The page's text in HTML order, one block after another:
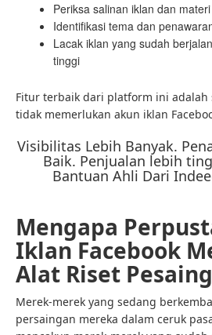
Periksa salinan iklan dan
Identifikasi tema dan
Lacak iklan yang sudah
tinggi
Fitur terbaik dari platform ini
tidak memerlukan akun iklan
Visibilitas Lebih Banyak.
Baik. Penjualan lebih
Bantuan Ahli Dari
Mengapa
Iklan Facebook
Alat Riset
Merek-merek yang sedang
persaingan mereka dalam ceruk